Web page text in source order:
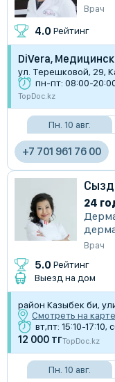
Врач
4.0 Рейтинг
DiVera,
ул. Терешковой, 29,
пн-пт: 08:00-
TopDoc.kz
Пн. 10 авг.
+7 701 961 76 00
24
Врач
5.0 Рейтинг
Выезд на дом
район Казыбек би,
Смотреть на карте
вт,пт: 15:10-17:10,
12 000 тгTopDoc.kz
Пн. 10 авг.